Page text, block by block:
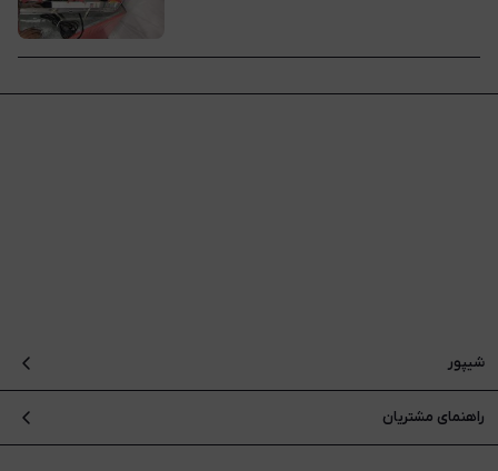
شیپور
راهنمای مشتریان